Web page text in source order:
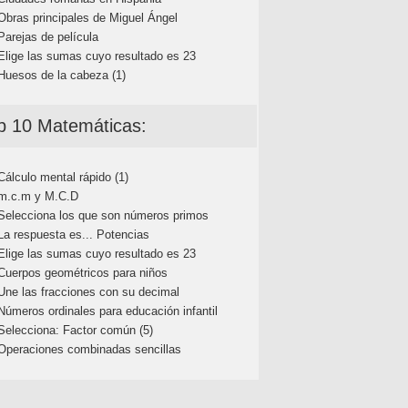
principales de Miguel Ángel
de película
las sumas cuyo resultado es 23
de la cabeza (1)
10 Matemáticas:
mental rápido (1)
y M.C.D
los que son números primos
respuesta es... Potencias
las sumas cuyo resultado es 23
geométricos para niños
las fracciones con su decimal
ordinales para educación infantil
Factor común (5)
combinadas sencillas